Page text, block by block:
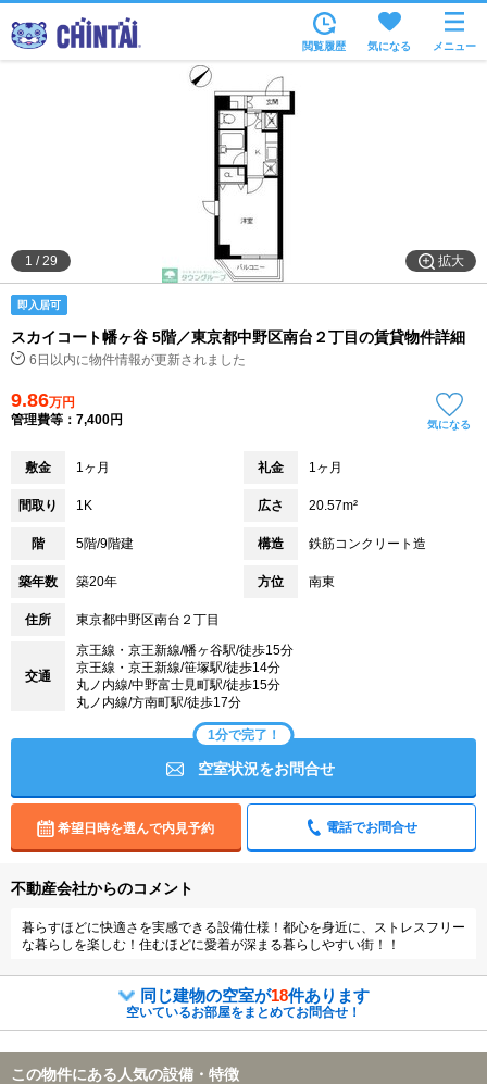
住所から
家賃相場から
通勤通学時間から
不動産会社から
閲覧履歴 気になる メニュー
拡大
1 /29
即入居可
スカイコート幡ヶ谷 5階／東京都中野区南台２丁目の賃貸物件詳細
6日以内に物件情報が更新されました
9.86万円
管理費等：7,400円
気になる
敷金 1ヶ月 礼金 1ヶ月
間取り 1K 広さ 20.57m²
階 5階/9階建 構造 鉄筋コンクリート造
築年数 築20年 方位 南東
住所 東京都中野区南台２丁目
交通
京王線・京王新線/幡ヶ谷駅/徒歩15分
京王線・京王新線/笹塚駅/徒歩14分
丸ノ内線/中野富士見町駅/徒歩15分
丸ノ内線/方南町駅/徒歩17分
1分で完了！
空室状況をお問合せ
希望日時を選んで内見予約 電話でお問合せ
不動産会社からのコメント
暮らすほどに快適さを実感できる設備仕様！都心を身近に、ストレスフリー
な暮らしを楽しむ！住むほどに愛着が深まる暮らしやすい街！！
同じ建物の空室が18件あります
空いているお部屋をまとめてお問合せ！
この物件にある人気の設備・特徴